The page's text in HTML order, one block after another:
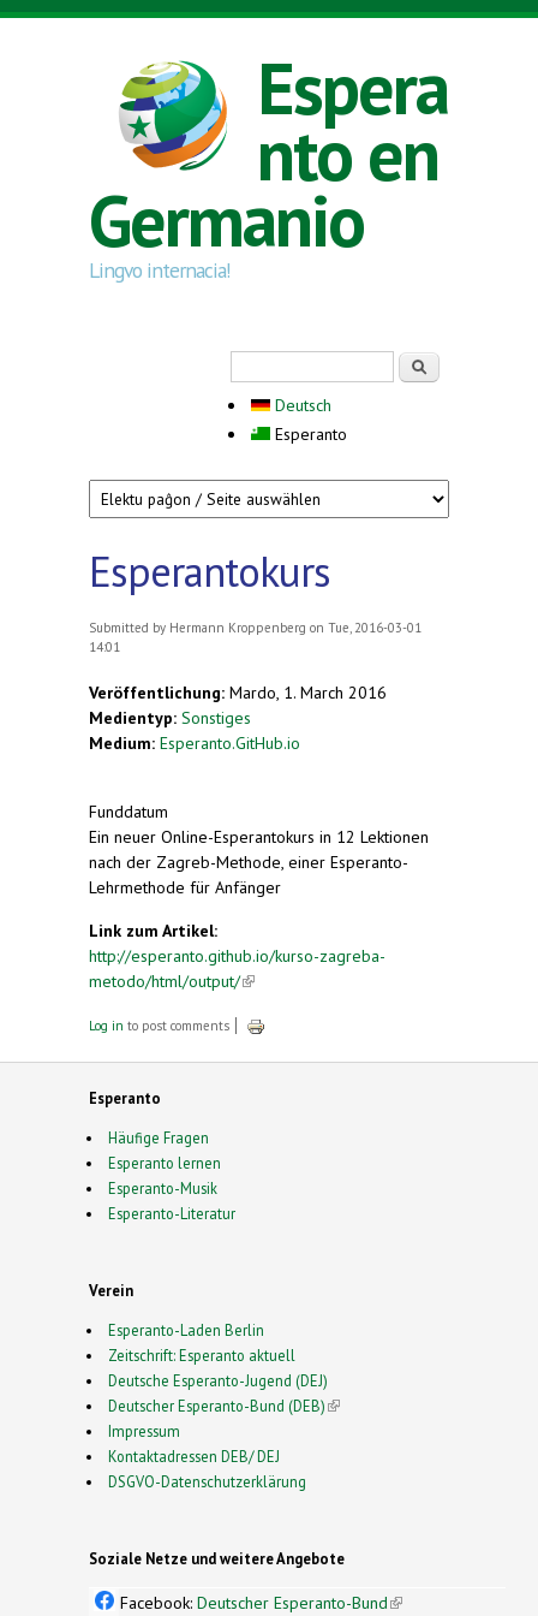
Skip to main content
Espera
nto en
Germanio
Lingvo internacia!
Deutsch
Esperanto
Esperantokurs
Submitted by Hermann Kroppenberg on Tue, 2016-03-01
14:01
Veröffentlichung: Mardo, 1. March 2016
Medientyp: Sonstiges
Medium: Esperanto.GitHub.io
Funddatum
Ein neuer Online-Esperantokurs in 12 Lektionen
nach der Zagreb-Methode, einer Esperanto-
Lehrmethode für Anfänger
Link zum Artikel:
http://esperanto.github.io/kurso-zagreba-
metodo/html/output/(link is external)
Log in to post comments
Esperanto
Häufige Fragen
Esperanto lernen
Esperanto-Musik
Esperanto-Literatur
Verein
Esperanto-Laden Berlin
Zeitschrift: Esperanto aktuell
Deutsche Esperanto-Jugend (DEJ)
Deutscher Esperanto-Bund (DEB)(link is external)
Impressum
Kontaktadressen DEB/ DEJ
DSGVO-Datenschutzerklärung
Soziale Netze und weitere Angebote
Facebook: Deutscher Esperanto-Bund(link is